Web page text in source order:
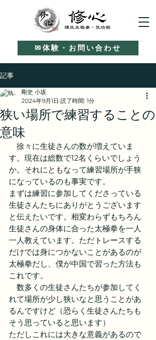
✉体験・お問い合わせ
記事
狭い場所で練習することの
意味
剛史 小坂
2024年9月1日 読了時間: 1分
徐々に生徒さんの数が増えていま
す。現在は総数で12名くらいでしょう
か。それにともなって練習場所が手狭
になっているのも事実です。
まずは練習に参加してくださっている
生徒さんたちにありがとうございます
と伝えたいです。相変わらずもちろん
生徒さんの身体に合った太極拳を一人
一人教えています。ただトレースする
だけでは身につかないことがあるのが
太極拳だし、僕が中国で習った方法も
これです。
数多くの生徒さんたちが参加してく
れて場所が少し狭いなと思うことがあ
るんですけど（恐らく生徒さんたちも
そう思っていると思います）
ただしこれには大きな意義があるので